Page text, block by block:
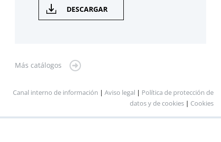
DESCARGAR
Más catálogos
Canal interno de información | Aviso legal | Política de protección de
datos y de cookies | Cookies